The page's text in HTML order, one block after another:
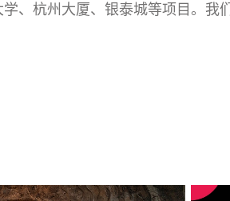
、杭州大厦、银泰城等项目。我